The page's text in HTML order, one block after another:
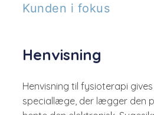
Kunden i fokus
Henvisning
Henvisning til fysioterapi
speciallæge, der lægger den